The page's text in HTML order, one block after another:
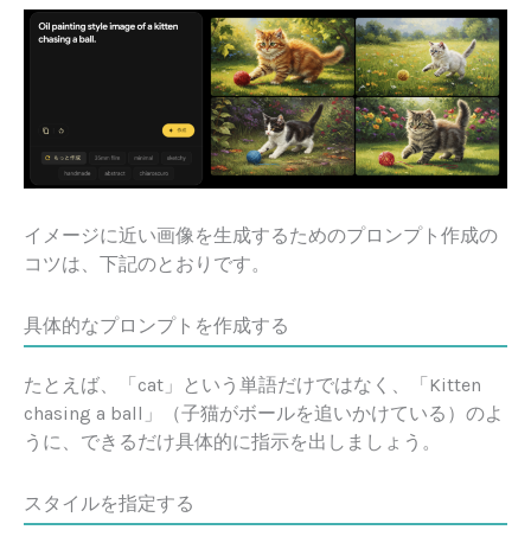
イメージに近い画像を生成するためのプロンプト作成の
コツは、下記のとおりです。
具体的なプロンプトを作成する
たとえば、「cat」という単語だけではなく、「Kitten
chasing a ball」（子猫がボールを追いかけている）のよ
うに、できるだけ具体的に指示を出しましょう。
スタイルを指定する